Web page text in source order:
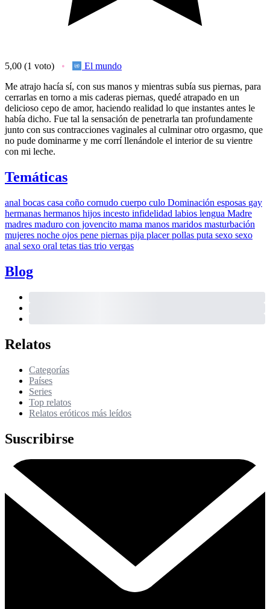
5,00 (1 voto)
El mundo
Me atrajo hacía sí, con sus manos y mientras subía sus piernas, para
cerrarlas en torno a mis caderas piernas, quedé atrapado en un
delicioso cepo de amor, haciendo realidad lo que instantes antes le
había dicho. Fue tal la sensación de penetrarla tan profundamente
junto con sus contracciones vaginales al culminar otro orgasmo, que
no pude dominarme y me corrí llenándole el interior de su vientre
con mi leche.
Temáticas
anal bocas casa coño cornudo cuerpo culo Dominación esposas gay
hermanas hermanos hijos incesto infidelidad labios lengua Madre
madres maduro con jovencito mama manos maridos masturbación
mujeres noche ojos pene piernas pija placerpollas puta sexo sexo
anal sexo oral tetas tias trio vergas
Blog
Relatos
Categorías
Países
Series
Top relatos
Relatos eróticos más leídos
Suscribirse